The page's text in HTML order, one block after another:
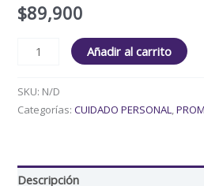
$89,900
Añadir al carrito
SKU: N/D
Categorías:CUIDADO PERSONAL,
Descripción